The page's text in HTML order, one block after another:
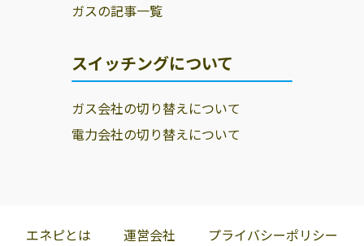
ガスの記事一覧
スイッチングについて
ガス会社の切り替えについて
電力会社の切り替えについて
エネピとは 運営会社
プライバシーポリシー